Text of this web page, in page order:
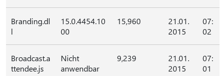
Branding.dl
l
15.0.4454.10
00
15,960
21.01.
2015
07:
02
Broadcast.a
ttendee.js
Nicht
anwendbar
9,239
21.01.
2015
07:
01